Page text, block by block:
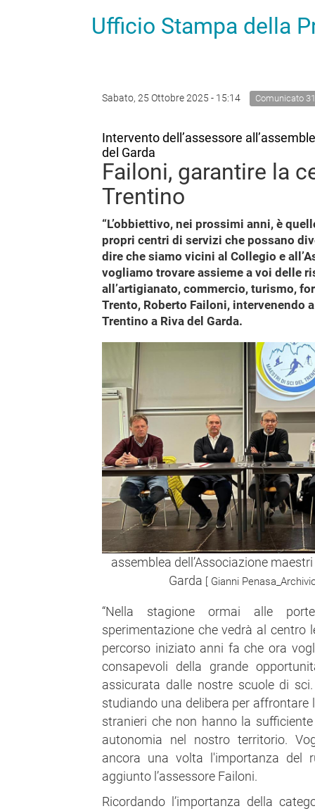
Ufficio Stampa della
Sabato, 25 Ottobre 2025 - 15:14 Comunicato
Intervento dell’assessore
del Garda
Failoni, garantire la
Trentino
“L’obbiettivo, nei prossimi anni, è
propri centri di servizi che possano
dire che siamo vicini al Collegio e
vogliamo trovare assieme a voi delle
all’artigianato, commercio, turismo,
Trento, Roberto Failoni, intervenendo
Trentino a Riva del Garda.
assemblea dell’Associazione
Garda [ Gianni
“Nella stagione ormai alle
sperimentazione che vedrà al centro
percorso iniziato anni fa che ora
consapevoli della grande
assicurata dalle nostre scuole di
studiando una delibera per affrontare
stranieri che non hanno la
autonomia nel nostro territorio.
ancora una volta l'importanza del
aggiunto l’assessore Failoni.
Ricordando l’importanza della